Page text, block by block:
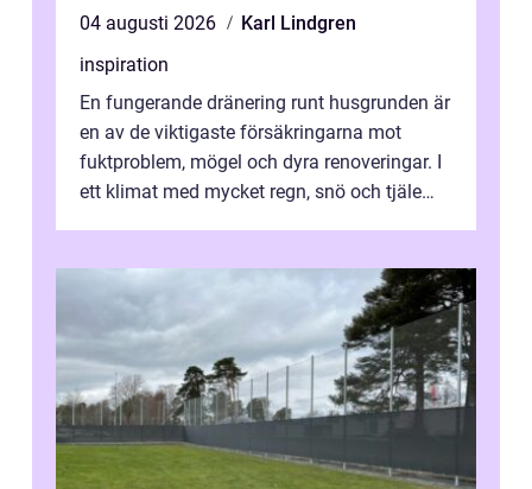
04 augusti 2026
Karl Lindgren
inspiration
En fungerande dränering runt husgrunden är
en av de viktigaste försäkringarna mot
fuktproblem, mögel och dyra renoveringar. I
ett klimat med mycket regn, snö och tjäle